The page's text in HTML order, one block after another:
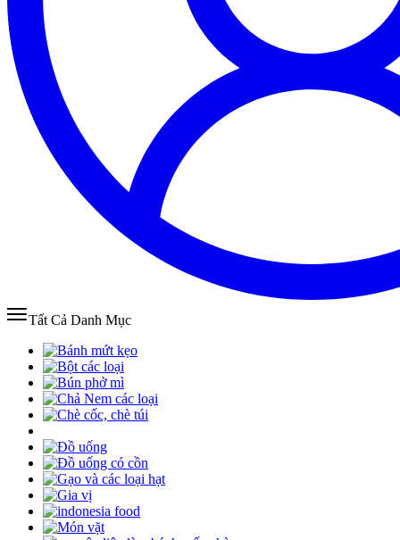
Tất Cả Danh Mục